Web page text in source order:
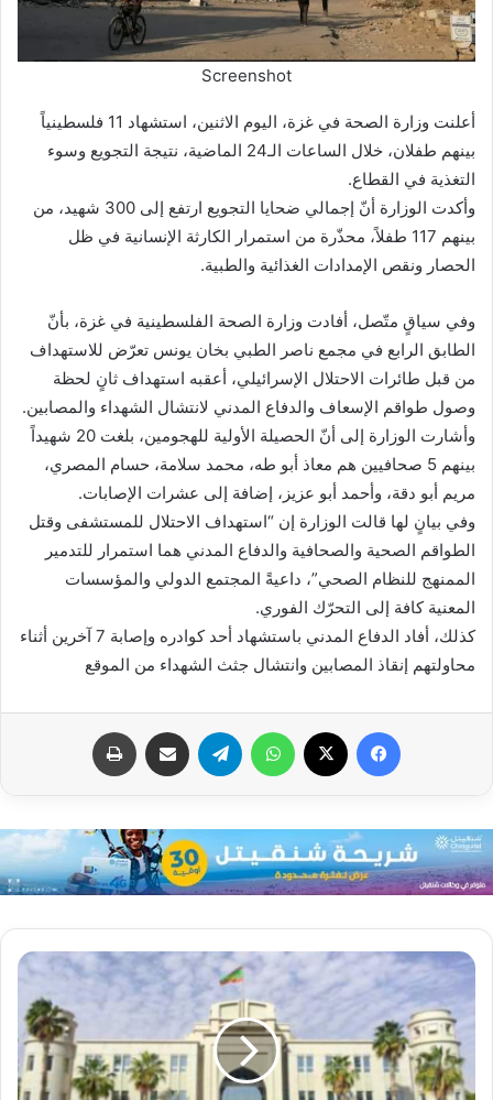
Screenshot
أعلنت وزارة الصحة في غزة، اليوم الاثنين، استشهاد 11 فلسطينياً
بينهم طفلان، خلال الساعات الـ24 الماضية، نتيجة التجويع وسوء
التغذية في القطاع.
وأكدت الوزارة أنّ إجمالي ضحايا التجويع ارتفع إلى 300 شهيد، من
بينهم 117 طفلاً، محذّرة من استمرار الكارثة الإنسانية في ظل
الحصار ونقص الإمدادات الغذائية والطبية.
وفي سياقٍ متّصل، أفادت وزارة الصحة الفلسطينية في غزة، بأنّ
الطابق الرابع في مجمع ناصر الطبي بخان يونس تعرّض للاستهداف
من قبل طائرات الاحتلال الإسرائيلي، أعقبه استهداف ثانٍ لحظة
وصول طواقم الإسعاف والدفاع المدني لانتشال الشهداء والمصابين.
وأشارت الوزارة إلى أنّ الحصيلة الأولية للهجومين، بلغت 20 شهيداً
بينهم 5 صحافيين هم معاذ أبو طه، محمد سلامة، حسام المصري،
مريم أبو دقة، وأحمد أبو عزيز، إضافة إلى عشرات الإصابات.
وفي بيانٍ لها قالت الوزارة إن “استهداف الاحتلال للمستشفى وقتل
الطواقم الصحية والصحافية والدفاع المدني هما استمرار للتدمير
الممنهج للنظام الصحي”، داعيةً المجتمع الدولي والمؤسسات
المعنية كافة إلى التحرّك الفوري.
كذلك، أفاد الدفاع المدني باستشهاد أحد كوادره وإصابة 7 آخرين أثناء
محاولتهم إنقاذ المصابين وانتشال جثث الشهداء من الموقع
فيسبوك واتساب تيلقرام مشاركة عبر البريد